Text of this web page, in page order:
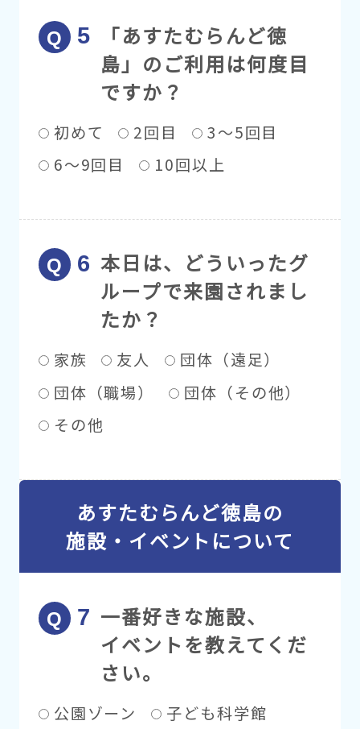
「あすたむらんど徳
島」のご利用は何度目
ですか？
初めて 2回目
3～5回目
6～9回目
10回以上
本日は、どういったグ
ループで来園されまし
たか？
家族 友人
団体（遠足）
団体（職場）
団体（その他）
その他
あすたむらんど徳島の
施設・イベントについて
一番好きな施設、
イベントを教えてくだ
さい。
公園ゾーン 子ども科学館